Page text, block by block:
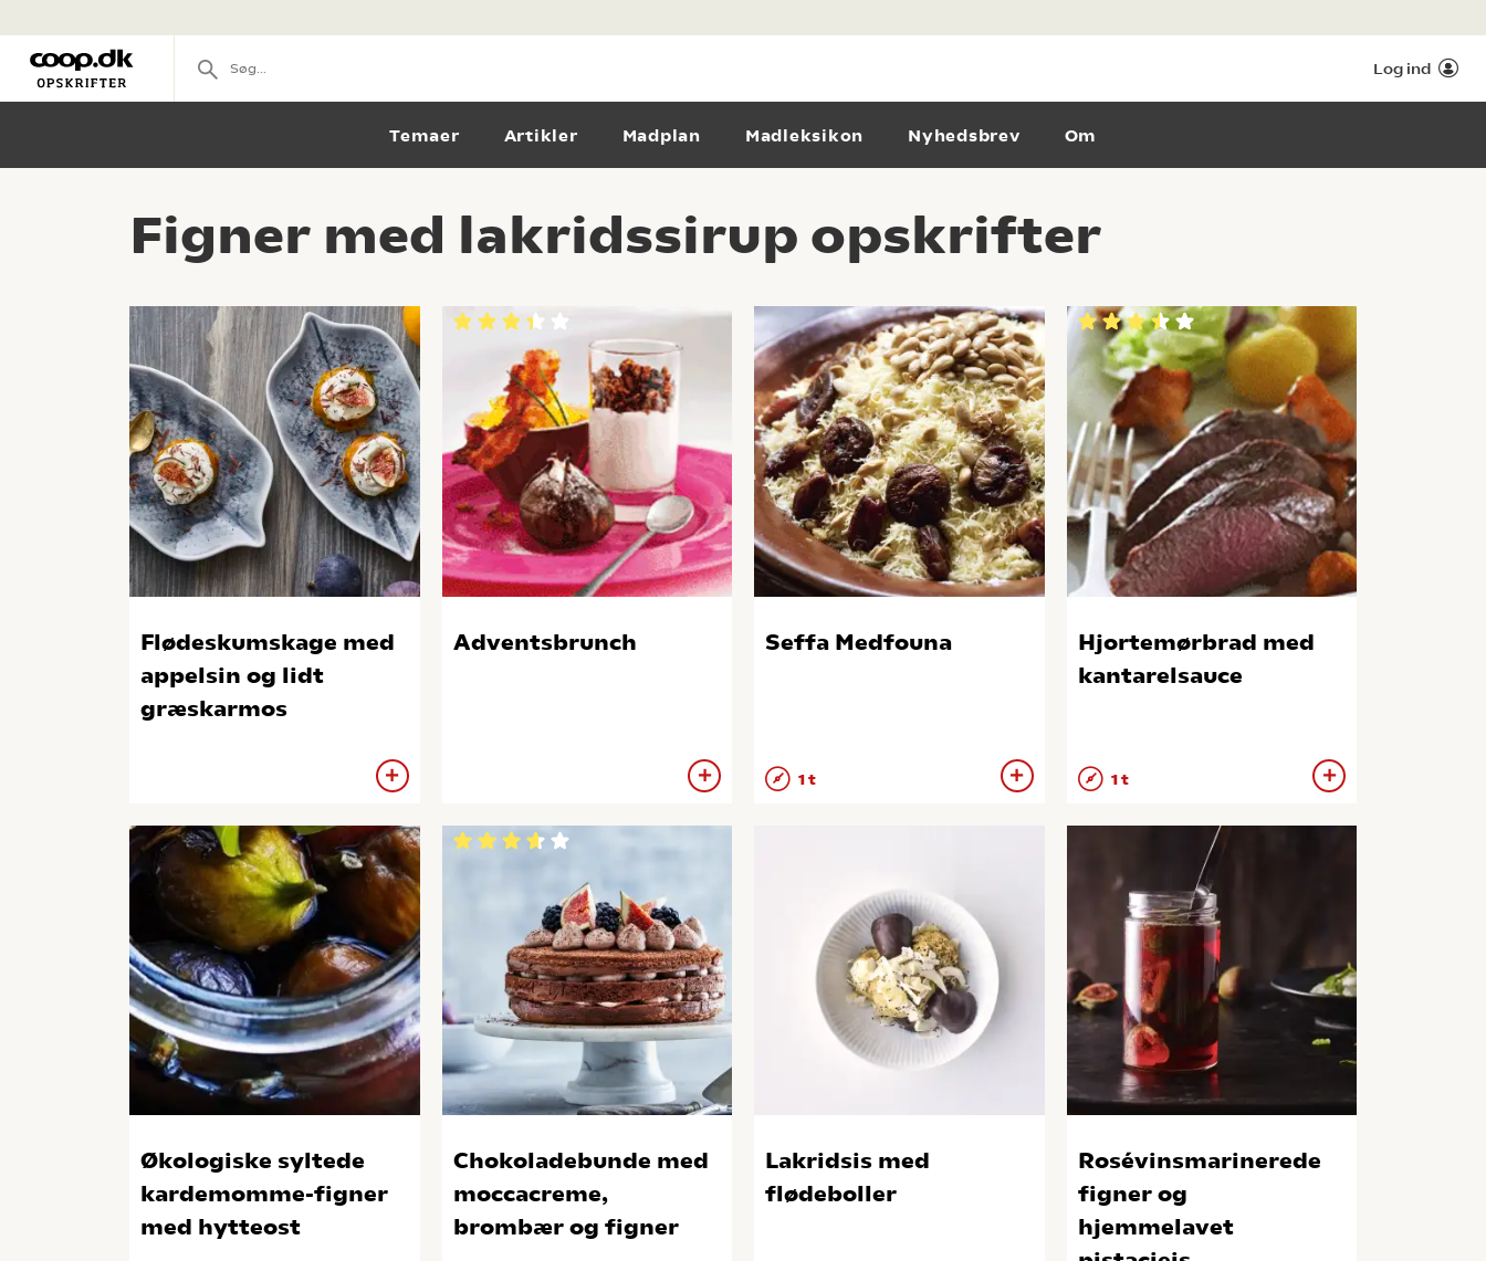
Log ind
Temaer Artikler Madplan Madleksikon Nyhedsbrev Om
Figner med lakridssirup opskrifter
Flødeskumskage med
appelsin og lidt
græskarmos
Adventsbrunch Seffa Medfouna
1 t
Hjortemørbrad med
kantarelsauce
1 t
Økologiske syltede
kardemomme-figner
med hytteost
Chokoladebunde med
moccacreme,
brombær og figner
Lakridsis med
flødeboller
Rosévinsmarinerede
figner og
hjemmelavet